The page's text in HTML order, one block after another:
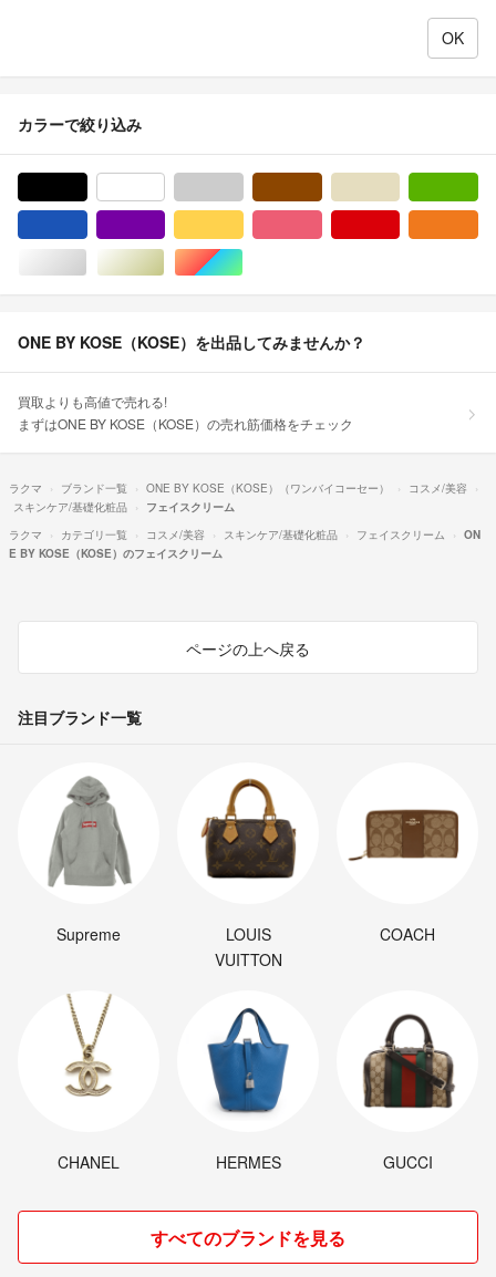
カラーで絞り込み
シルバー/銀色系ゴールド/金色系マルチカラー
ONE BY KOSE（KOSE）を出品してみませんか？
買取よりも高値で売れる!
まずはONE BY KOSE（KOSE）の売れ筋価格をチェック
ラクマ ブランド一覧 ONE BY KOSE（KOSE）（ワンバイコーセー）
コスメ/美容
スキンケア/基礎化粧品
フェイスクリーム
ラクマ
カテゴリ一覧 コスメ/美容 スキンケア/基礎化粧品 フェイスクリーム
ON
E BY KOSE（KOSE）のフェイスクリーム
ページの上へ戻る
注目ブランド一覧
Supreme
LOUIS
VUITTON
COACH
CHANEL HERMES GUCCI
すべてのブランドを見る